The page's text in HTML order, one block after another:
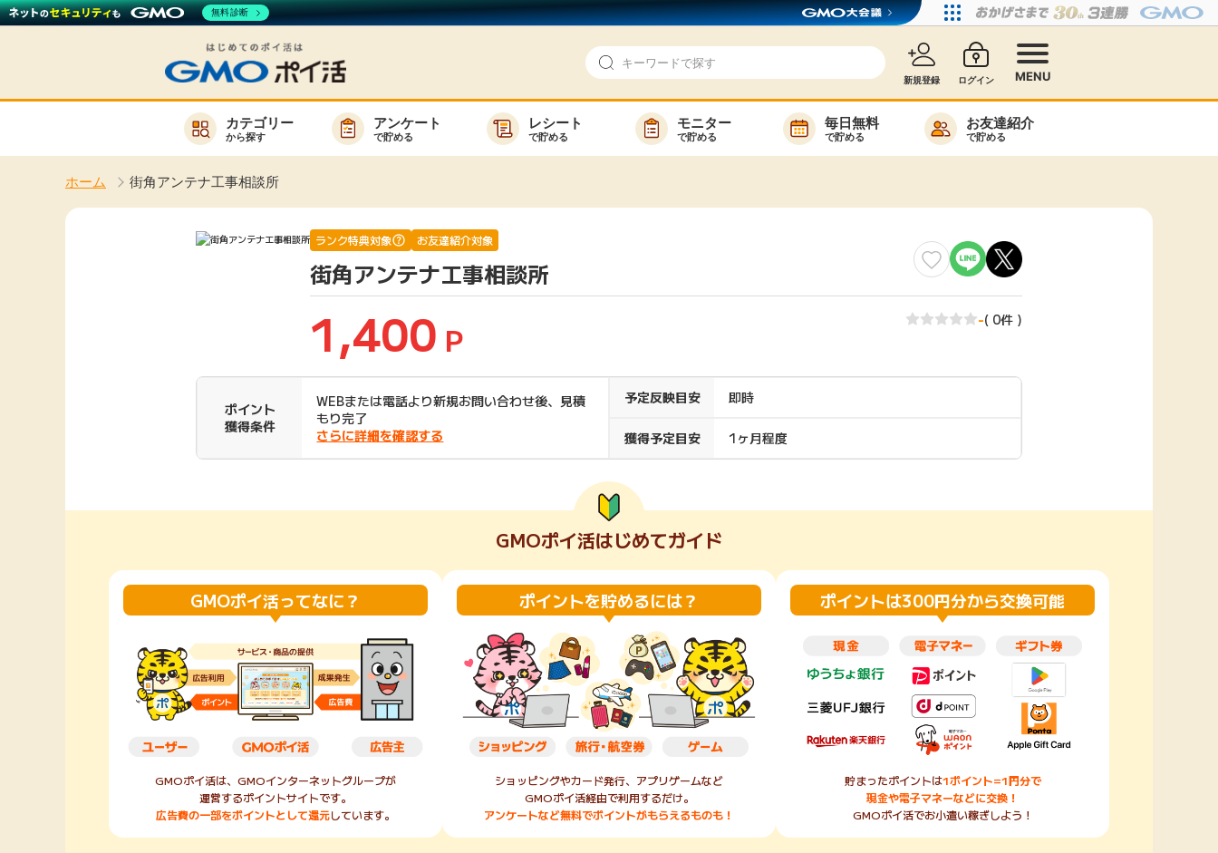
新規登録 ログイン MENU
お知らせ
新着
高還元 ゲーム
買い物
モニター
特集一覧
ヘルプセンター
カテゴリー
から探す
アンケート
で貯める
レシート
で貯める
モニター
で貯める
毎日無料
で貯める
お友達紹介
で貯める
ホーム 街角アンテナ工事相談所
サービスから検索
Rakuten Fashion
楽天証券 楽天ビューティ
購入額の1%P
その他の楽天サービス
カテゴリーから検索
新着
ポイ活
お得情報
（貯まる・使えるお店）
情報
ランク特典対象 お友達紹介対象
街角アンテナ工事相談所
1,400 P -( 0件 )
ポイント
獲得条件
WEBまたは電話より新規お問い合わせ後、見積
もり完了
さらに詳細を確認する
予定反映目安 即時
獲得予定目安 1ヶ月程度
GMOポイ活はじめてガイド
GMOポイ活ってなに？
GMOポイ活は、GMOインターネットグループが
運営するポイントサイトです。
広告費の一部をポイントとして還元しています。
ポイントを貯めるには？
ショッピングやカード発行、アプリゲームなど
GMOポイ活経由で利用するだけ。
アンケートなど無料でポイントがもらえるものも！
ポイントは300円分から交換可能
貯まったポイントは1ポイント=1円分で
現金や電子マネーなどに交換！
GMOポイ活でお小遣い稼ぎしよう！
無料診断